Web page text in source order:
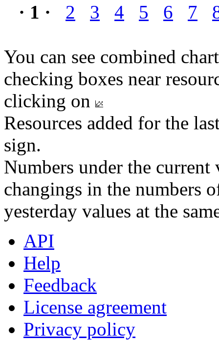
· 1 · 2 3 4 5 6 7
You can see combined
checking boxes near
clicking on
Resources added for the
sign.
Numbers under the
changings in the numbers
yesterday values at the
API
Help
Feedback
License agreement
Privacy policy